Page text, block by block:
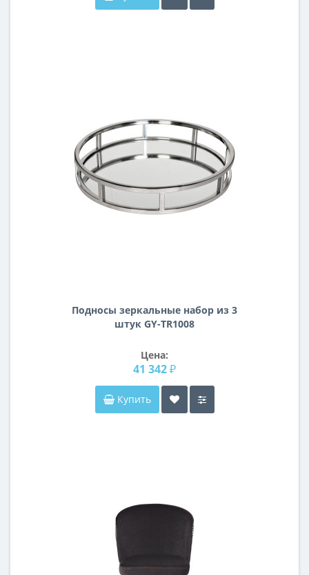
Подносы зеркальные набор из 3
штук GY-TR1008
Цена:
41 342 ₽
Купить